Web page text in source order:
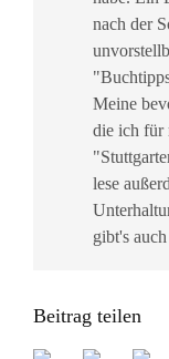
nach der
Meine
die ich für
lese
gibt's
Beitrag teilen